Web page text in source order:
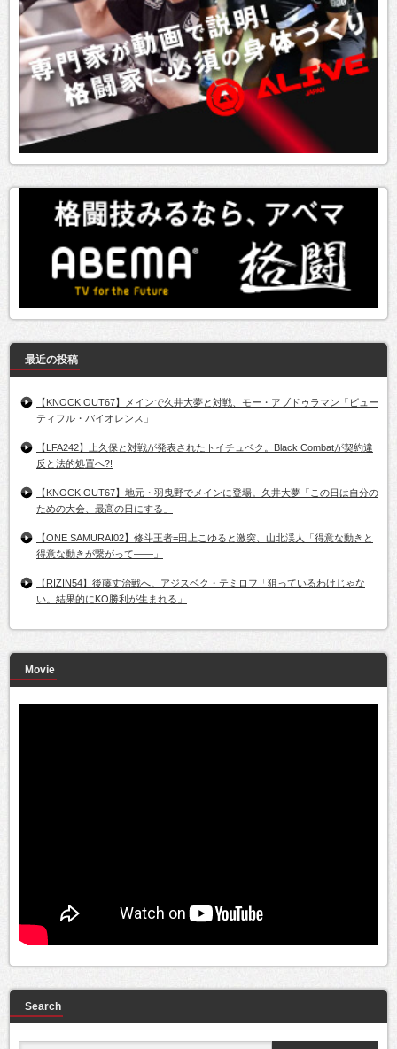
最近の投稿
【KNOCK OUT67】メインで久井大夢と対戦、モー・アブドゥラマン「ビュー
ティフル・バイオレンス」
【LFA242】上久保と対戦が発表されたトイチュベク。Black Combatが契約違
反と法的処置へ?!
【KNOCK OUT67】地元・羽曳野でメインに登場。久井大夢「この日は自分の
ための大会、最高の日にする」
【ONE SAMURAI02】修斗王者=田上こゆると激突、山北渓人「得意な動きと
得意な動きが繋がって――」
【RIZIN54】後藤丈治戦へ。アジスベク・テミロフ「狙っているわけじゃな
い。結果的にKO勝利が生まれる」
Movie
Search